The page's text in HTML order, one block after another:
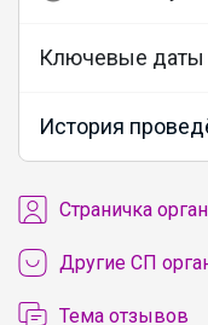
Ключевые даты
История
Cтраничка
Другие СП
Тема отзывов